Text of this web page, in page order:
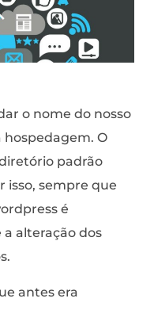
o nome do nosso
O
padrão
isso, sempre que
é
alteração dos
antes era